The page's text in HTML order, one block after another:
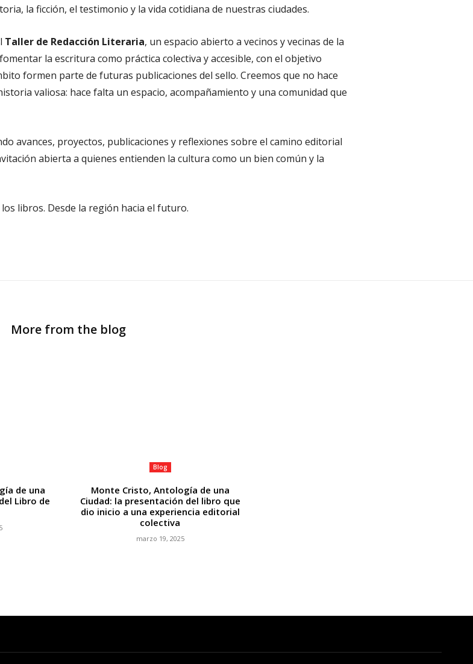
la ficción, el testimonio y la vida cotidiana de nuestras ciudades.
Taller de Redacción Literaria, un espacio abierto a vecinos y vecinas de la
la escritura como práctica colectiva y accesible, con el objetivo
formen parte de futuras publicaciones del sello. Creemos que no hace
valiosa: hace falta un espacio, acompañamiento y una comunidad que
avances, proyectos, publicaciones y reflexiones sobre el camino editorial
abierta a quienes entienden la cultura como un bien común y la
libros. Desde la región hacia el futuro.
More from the blog
de una
Libro de
Blog
Monte Cristo, Antología de una
Ciudad: la presentación del libro que
dio inicio a una experiencia editorial
colectiva
marzo 19, 2025